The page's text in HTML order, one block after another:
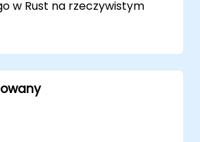
w Rust na rzeczywistym